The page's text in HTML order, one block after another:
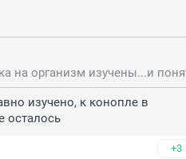
изучено, к конопле в
осталось
+3